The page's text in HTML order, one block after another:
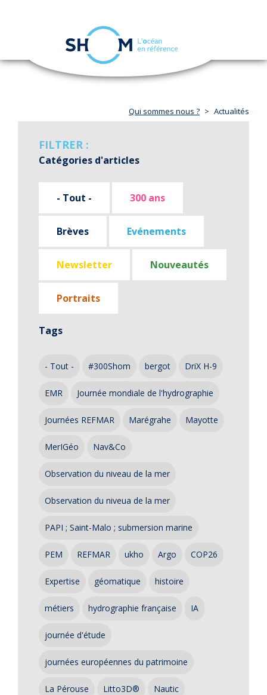
Aller
navigation
Qui sommes nous ? Actualités
FILTRER :
Catégories d'articles
- Tout - 300 ans
Brèves Evénements
Newsletter Nouveautés
Portraits
Tags
- Tout - #300Shom bergot DriX H-9
EMR Journée mondiale de l'hydrographie
Journées REFMAR Marégrahe Mayotte
MerIGéo Nav&Co
Observation du niveau de la mer
Observation du niveua de la mer
PAPI ; Saint-Malo ; submersion marine
PEM REFMAR ukho Argo COP26
Expertise géomatique histoire
métiers hydrographie française IA
journée d'étude
journées européennes du patrimoine
La Pérouse Litto3D® Nautic